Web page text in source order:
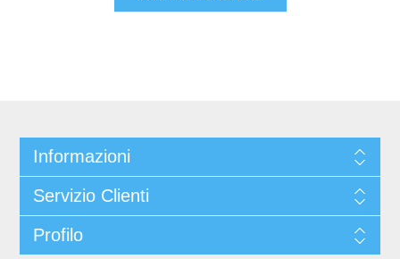
Informazioni
Servizio Clienti
Profilo